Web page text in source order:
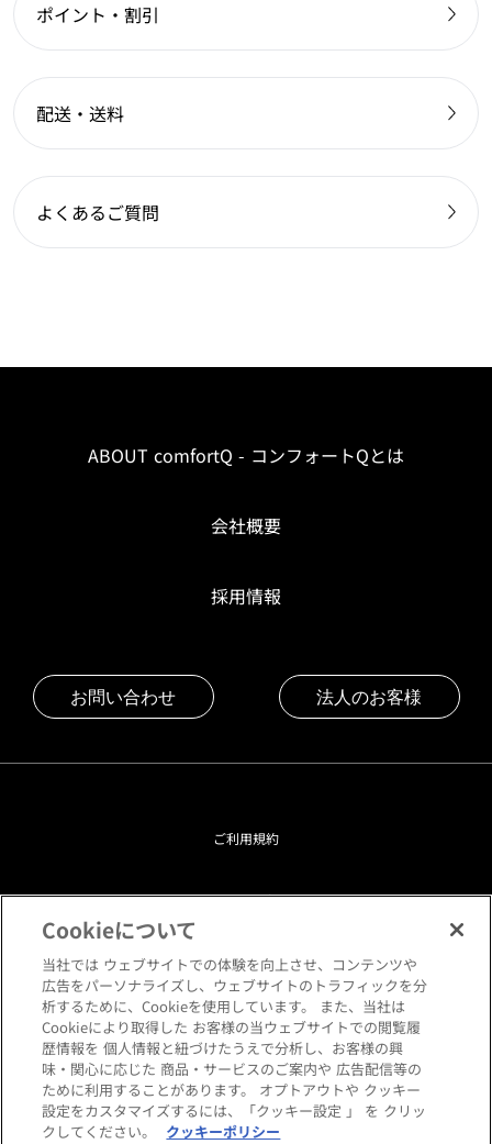
ポイント・割引
配送・送料
よくあるご質問
ABOUT comfortQ - コンフォートQとは
会社概要
採用情報
お問い合わせ 法人のお客様
ご利用規約
プライバシーポリシー
クッキーポリシー
閲覧環境について
サイトマップ
Cookieについて
当社では ウェブサイトでの体験を向上させ、コンテンツや
広告をパーソナライズし、ウェブサイトのトラフィックを分
析するために、Cookieを使用しています。 また、当社は
Cookieにより取得した お客様の当ウェブサイトでの閲覧履
歴情報を 個人情報と紐づけたうえで分析し、お客様の興
味・関心に応じた 商品・サービスのご案内や 広告配信等の
ために利用することがあります。 オプトアウトや クッキー
設定をカスタマイズするには、「クッキー設定 」 を クリッ
クしてください。
クッキーポリシー